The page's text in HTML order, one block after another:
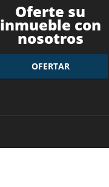
Oferte su
inmueble con
nosotros
OFERTAR